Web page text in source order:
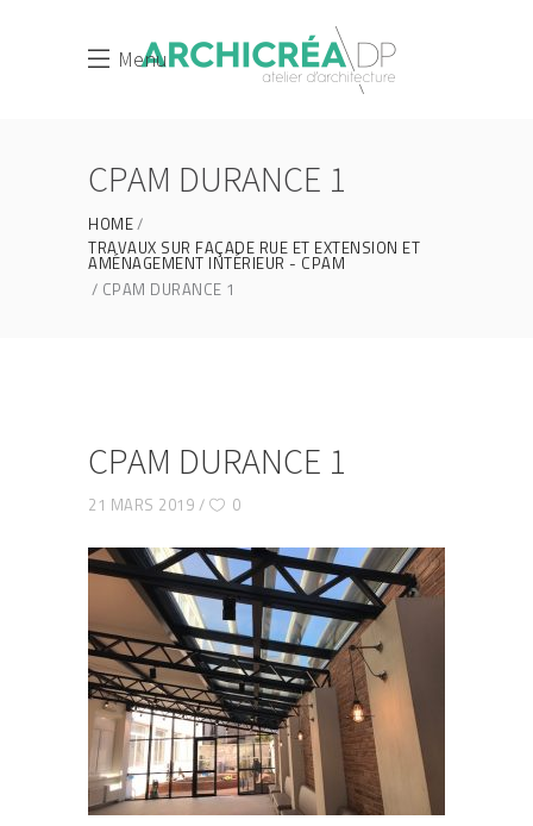
Menu
CPAM DURANCE 1
HOME
TRAVAUX SUR FAÇADE RUE ET EXTENSION ET
AMÉNAGEMENT INTÉRIEUR - CPAM
CPAM DURANCE 1
CPAM DURANCE 1
21 MARS 2019 0